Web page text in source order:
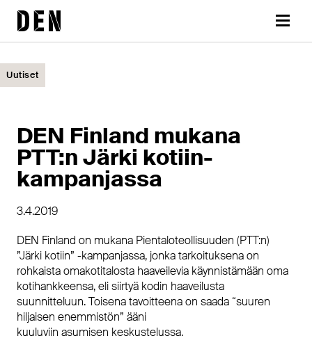
Siirry
sisältöön
DEN
Uutiset
DEN Finland mukana
PTT:n Järki kotiin-
kampanjassa
3.4.2019
DEN Finland on mukana Pientaloteollisuuden (PTT:n)
”Järki kotiin” -kampanjassa, jonka tarkoituksena on
rohkaista omakotitalosta haaveilevia käynnistämään oma
kotihankkeensa, eli siirtyä kodin haaveilusta
suunnitteluun. Toisena tavoitteena on saada “suuren
hiljaisen enemmistön” ääni
kuuluviin asumisen keskustelussa.